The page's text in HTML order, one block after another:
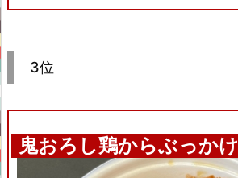
3位
鬼おろし鶏からぶっかけ